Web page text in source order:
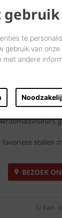
te
gebruik van
andere
Kijk.
letterlijk uw
en laat u
ze, neem
of
favoriete stalen
BEZOEK
U kan